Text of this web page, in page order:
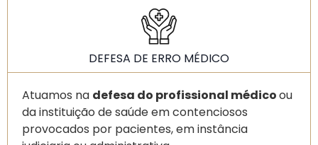
DEFESA DE ERRO MÉDICO
Atuamos na defesa do profissional médicoou
da instituição de saúde em contenciosos
provocados por pacientes, em instância